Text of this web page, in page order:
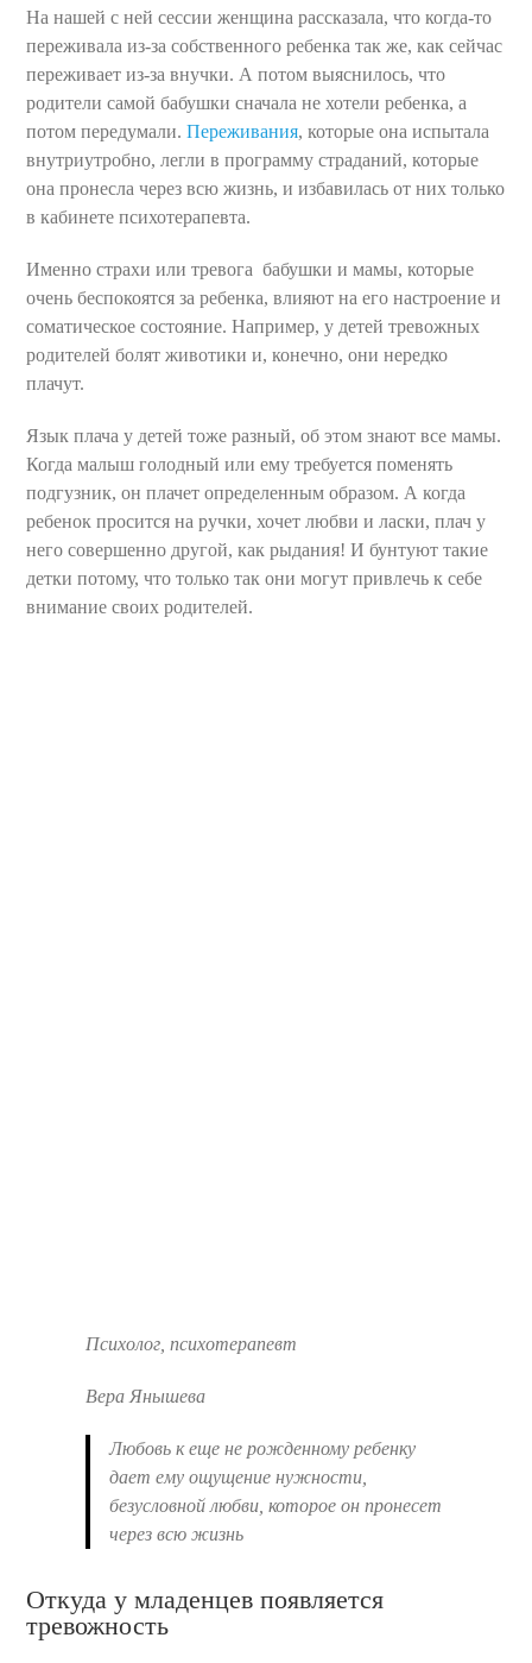
На нашей с ней сессии женщина рассказала, что когда-то
переживала из-за собственного ребенка так же, как сейчас
переживает из-за внучки. А потом выяснилось, что
родители самой бабушки сначала не хотели ребенка, а
потом передумали.Переживания, которые она испытала
внутриутробно, легли в программу страданий, которые
она пронесла через всю жизнь, и избавилась от них только
в кабинете психотерапевта.
Именно страхи или тревога бабушки и мамы, которые
очень беспокоятся за ребенка, влияют на его настроение и
соматическое состояние. Например, у детей тревожных
родителей болят животики и, конечно, они нередко
плачут.
Язык плача у детей тоже разный, об этом знают все мамы.
Когда малыш голодный или ему требуется поменять
подгузник, он плачет определенным образом. А когда
ребенок просится на ручки, хочет любви и ласки, плач у
него совершенно другой, как рыдания! И бунтуют такие
детки потому, что только так они могут привлечь к себе
внимание своих родителей.
Психолог, психотерапевт
Вера Янышева
Любовь к еще не рожденному ребенку
дает ему ощущение нужности,
безусловной любви, которое он пронесет
через всю жизнь
Откуда у младенцев появляется
тревожность